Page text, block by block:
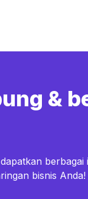
&
bisnis Anda!